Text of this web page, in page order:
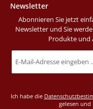
Newsletter
Abonnieren Sie jetzt
Newsletter und Sie
Produkte und
E-
Mail-
Ich habe die
gelesen